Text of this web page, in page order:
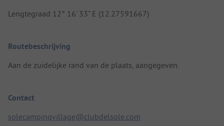
Lengtegraad 12° 16' 33" E (12.27591667)
Routebeschrijving
Aan de zuidelijke rand van de plaats, aangegeven.
Contact
solecampingvillage@clubdelsole.com